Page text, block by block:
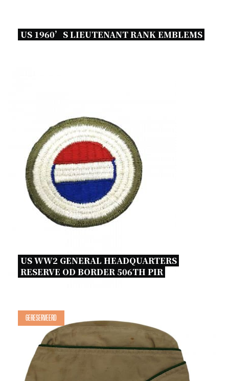
US 1960’S LIEUTENANT RANK EMBLEMS
US WW2 GENERAL HEADQUARTERS
RESERVE OD BORDER 506TH PIR
Gereserveerd